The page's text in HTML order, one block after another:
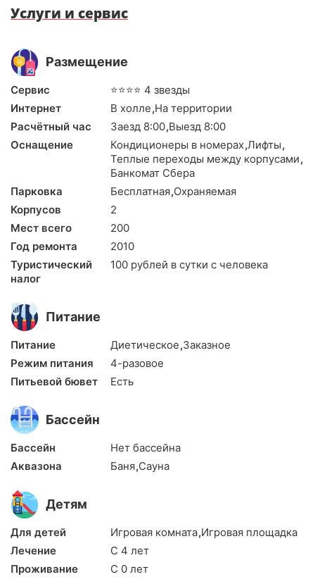
Услуги и сервис
Размещение
Сервис
⭐⭐⭐⭐ 4 звезды
Интернет
В холле,На территории
Расчётный час
Заезд 8:00,Выезд 8:00
Оснащение
Кондиционеры в номерах,Лифты,
Теплые переходы между корпусами,
Банкомат Сбера
Парковка
Бесплатная,Охраняемая
Корпусов
2
Мест всего
200
Год ремонта
2010
Туристический
налог
100 рублей в сутки с человека
Питание
Питание Диетическое,Заказное
Режим питания
4-разовое
Питьевой бювет
Есть
Бассейн
Бассейн
Нет бассейна
Аквазона
Баня,Сауна
Детям
Для детей Игровая комната,Игровая площадка
Лечение
С 4 лет
Проживание
С 0 лет